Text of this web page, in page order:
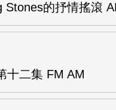
Stones的抒情搖滾
十二集 FM AM